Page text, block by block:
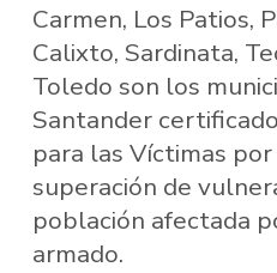
Carmen, Los Patios,
Calixto, Sardinata,
Toledo son los
Santander
para las Víctimas
superación de
población afectada
armado.